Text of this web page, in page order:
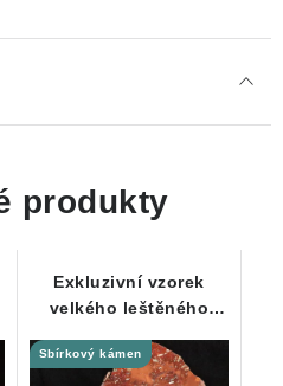
produkty
Exkluzivní vzorek
velkého leštěného
sytou barvou
Sbírkový kámen